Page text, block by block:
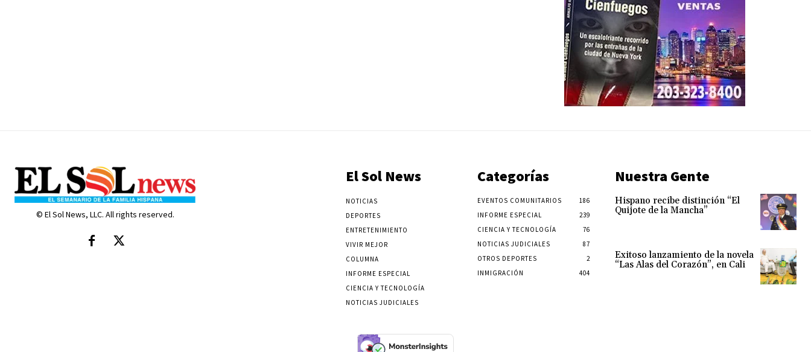
© El Sol News, LLC. All rights reserved.
El Sol News
NOTICIAS
DEPORTES
ENTRETENIMIENTO
VIVIR MEJOR
COLUMNA
INFORME ESPECIAL
CIENCIA Y TECNOLOGÍA
NOTICIAS JUDICIALES
Categorías
EVENTOS COMUNITARIOS
186
INFORME ESPECIAL
239
CIENCIA Y TECNOLOGÍA
76
NOTICIAS JUDICIALES
87
OTROS DEPORTES
2
INMIGRACIÓN
404
Nuestra Gente
Hispano recibe distinción “El
Quijote de la Mancha”
Exitoso lanzamiento de la novela
“Las Alas del Corazón”, en Cali